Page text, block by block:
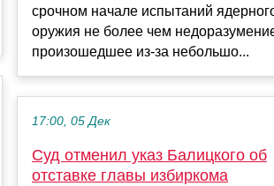
срочном начале испытаний
оружия не более чем
произошедшее из-за небольшо...
17:00, 05 Дек
Суд отменил указ Балицкого об
отставке главы избиркома